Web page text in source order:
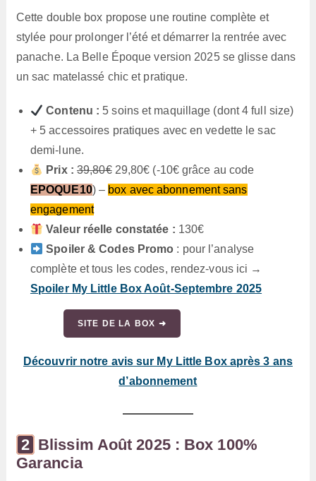
Cette double box propose une routine complète et
stylée pour prolonger l’été et démarrer la rentrée avec
panache. La Belle Époque version 2025 se glisse dans
un sac matelassé chic et pratique.
Contenu : 5 soins et maquillage (dont 4 full size)
+ 5 accessoires pratiques avec en vedette le sac
demi-lune.
Prix : 39,80€29,80€ (-10€ grâce au code
EPOQUE10) – box avec abonnement sans
engagement
Valeur réelle constatée : 130€
Spoiler & Codes Promo : pour l’analyse
complète et tous les codes, rendez-vous ici →
Spoiler My Little Box Août-Septembre 2025
SITE DE LA BOX ➜
Découvrir notre avis sur My Little Box après 3 ans
d’abonnement
Blissim Août 2025 : Box 100%
Garancia